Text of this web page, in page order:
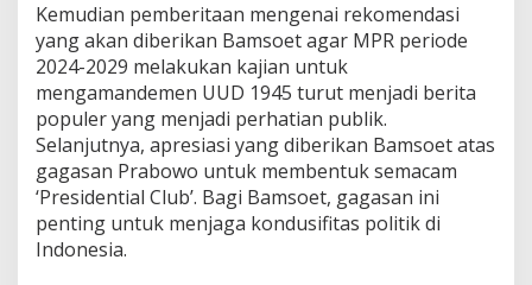
Kemudian pemberitaan mengenai rekomendasi
yang akan diberikan Bamsoet agar MPR periode
2024-2029 melakukan kajian untuk
mengamandemen UUD 1945 turut menjadi berita
populer yang menjadi perhatian publik.
Selanjutnya, apresiasi yang diberikan Bamsoet atas
gagasan Prabowo untuk membentuk semacam
‘Presidential Club’. Bagi Bamsoet, gagasan ini
penting untuk menjaga kondusifitas politik di
Indonesia.